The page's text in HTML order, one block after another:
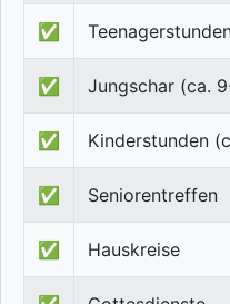
✅
✅ Jungschar (ca.
✅ Kinderstunden
✅ Seniorentreffen
✅ Hauskreise